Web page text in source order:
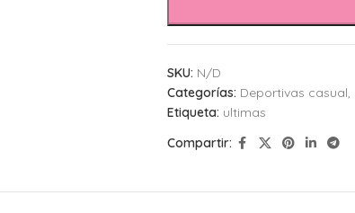
SKU: N/D
Categorías: Deportivas casual,
Etiqueta: ultimas
Compartir: